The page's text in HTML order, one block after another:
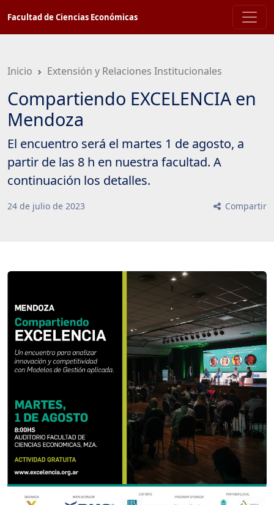
contenido
Facultad de Ciencias Económicas
Inicio Extensión y Relaciones Institucionales
Compartiendo EXCELENCIA en
Mendoza
El encuentro será el martes 1 de agosto, a
partir de las 8 h en nuestra facultad. A
continuación los detalles.
24 de julio de 2023 Compartir